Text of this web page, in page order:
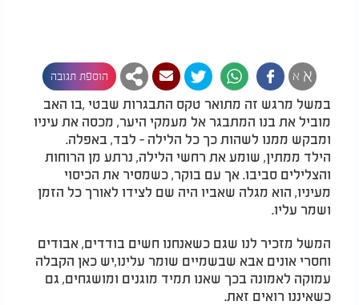
א א הוספת תגובה
במשל מרגש זה מתואר טקס התבגרות שבטי ,בו האב
מוביל את בנו המתבגר אל מעמקי היער, מכסה את עיניו
ומבקש ממנו לשהות כך כל הלילה - לבד, באפלה.
הילד ממתין, שומע את רחשי הלילה, נרתע מן הרוחות
והצלילים סביבו. אך עם בוקר, כשמסיר את הכיסוי
מעיניו, הוא מגלה שאביו היה שם לצידו לאורך כל הזמן
ושמר עליו.
המשל מזכיר לנו שגם כשאנחנו חשים בודדים, אבודים
וחסרי אונים אבא שבשמיים שומר עלינו,יש כאן הקבלה
עמוקה לאמונה בכך שאנו תמיד מוגנים ומושגחים, גם
כשאיננו רואים זאת.